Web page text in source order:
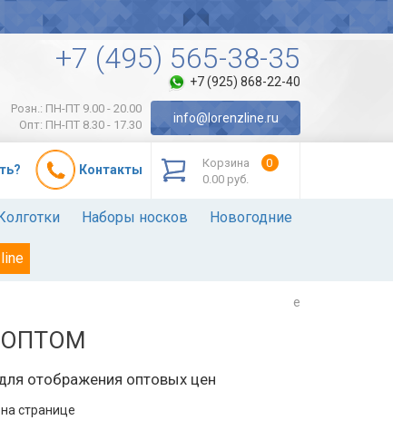
+7 (495) 565-38-35
+7 (925) 868-22-40
Розн.: ПН-ПТ 9.00 - 20.00
Опт: ПН-ПТ 8.30 - 17.30
info@lorenzline.ru
Контакты Корзина
0
0.00 руб.
Колготки Наборы носков Новогодние
e
отображения оптовых цен
странице